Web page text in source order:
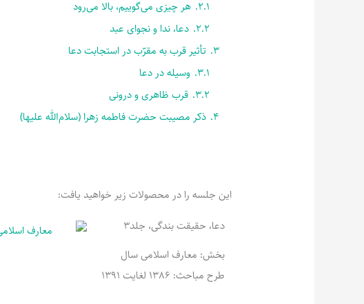
2.1. هر چیزی می‌گوییم، بالا می‌رود
2.2. دعا، ندا و نجوای عبد
3. تأثیر قرب به مقرّب در استجابت دعا
3.1. وسیله در دعا
3.2. قرب ظاهری و درونی
4. ذکر مصیبت حضرت فاطمه زهرا (سلام‌الله علیها)‌
این جلسه را در محصولات زیر خواهید یافت:
دعا، حقیقت بندگی، جلد3
بخش: معارف اسلامی سال
طرح مباحث: 1386 لغایت 1391